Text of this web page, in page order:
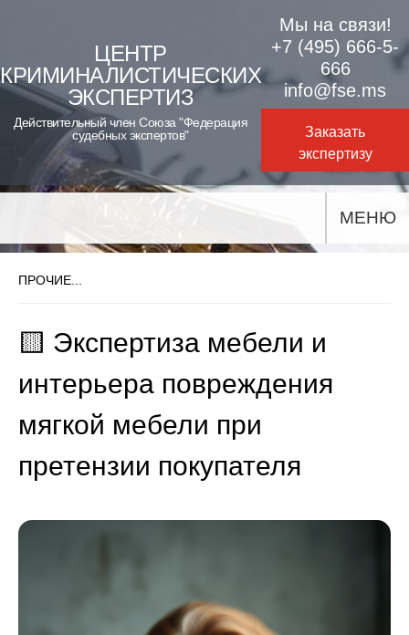
content
ЦЕНТР
КРИМИНАЛИСТИЧЕСКИХ
ЭКСПЕРТИЗ
Действительный член Союза "Федерация
судебных экспертов"
Мы на связи!
+7 (495) 666-5-
666
info@fse.ms
Заказать
экспертизу
МЕНЮ
ПРОЧИЕ...
🟨 Экспертиза мебели и
интерьера повреждения
мягкой мебели при
претензии покупателя